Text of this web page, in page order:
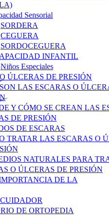
Sensorial
SORDERA
CEGUERA
SORDOCEGUERA
INFANTIL
Niños Especiales
ÚLCERAS DE PRESIÓN
LAS ESCARAS O
Y CÓMO SE CREAN LAS
DE PRESIÓN
DE ESCARAS
TRATAR LAS ESCARAS O
NATURALES PARA
O ÚLCERAS DE PRESIÓN
DE LA
DE ORTOPEDIA